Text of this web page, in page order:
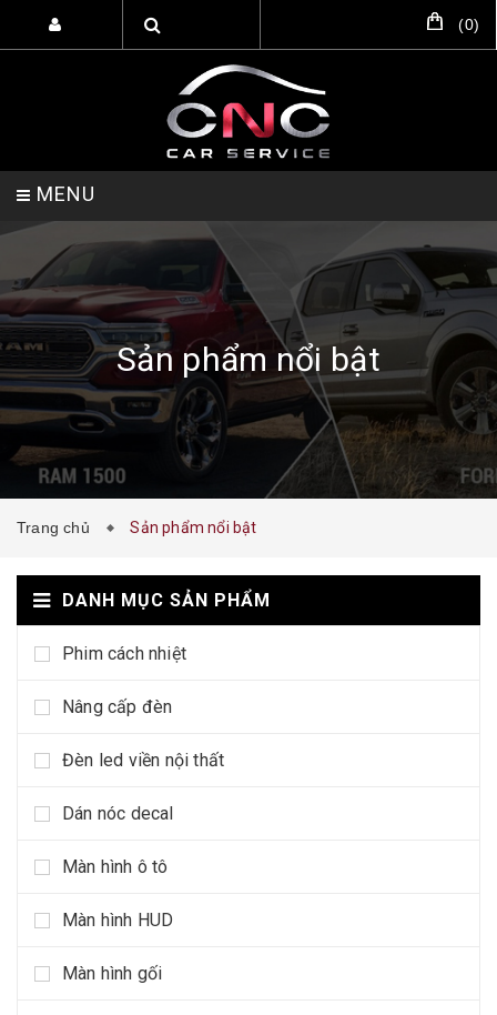
(0)
MENU
TRANG CHỦ DỊCH VỤ SẢN PHẨM
HỖ TRỢ SETUP GARA LIÊN HỆ
Sản phẩm nổi bật
Trang chủ Sản phẩm nổi bật
DANH MỤC SẢN PHẨM
Phim cách nhiệt
Nâng cấp đèn
Đèn led viền nội thất
Dán nóc decal
Màn hình ô tô
Màn hình HUD
Màn hình gối